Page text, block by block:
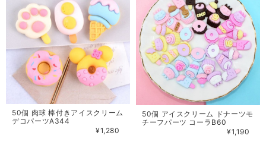
50個 肉球 棒付きアイスクリーム
デコパーツA344
¥1,280
50個 アイスクリーム ドナーツモ
チーフパーツ コーラB60
¥1,190